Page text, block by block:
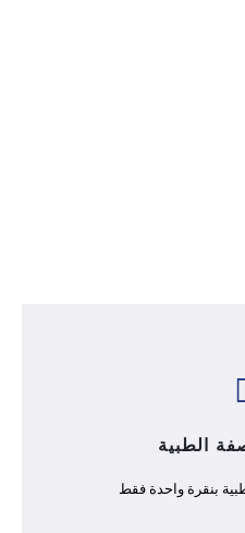
الطبية
بنقرة واحدة فقط